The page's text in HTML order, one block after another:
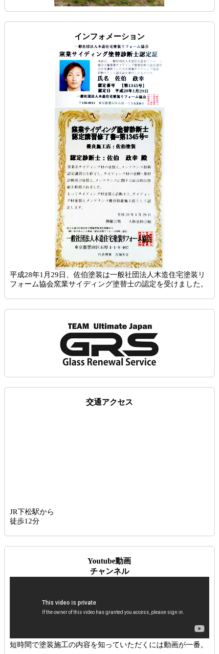
インフォメーション
平成28年1月29日、佐伯塗装は一般社団法人木造住宅塗装リ
フォーム協会窯業サイディング塗替士の認定を受けました。
交通アクセス
JR下松駅から
徒歩12分
Youtube動画
チャンネル
短時間で塗装施工の内容を知っていただくには動画が一番。